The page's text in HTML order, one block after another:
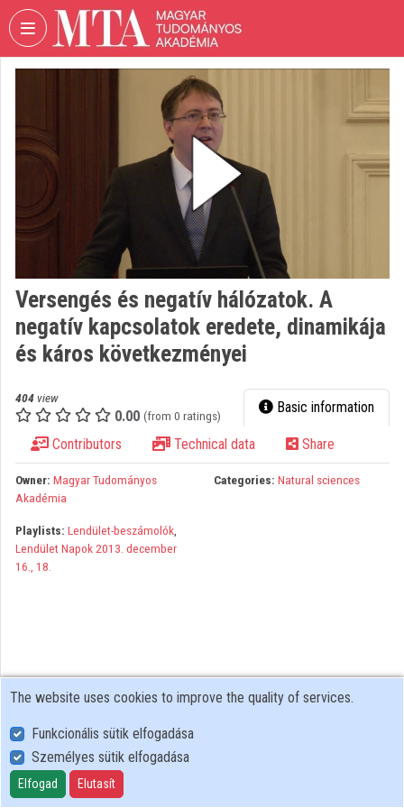
Skip header Skip menu Skip content
HUNGARIAN
ACADEMY
Organization home
Organization discovery
Categories
Organizations
Contributors
Versengés és negatív hálózatok. A
negatív kapcsolatok eredete, dinamikája
és káros következményei
404 view
0.00 (from 0 ratings) Basic information
Contributors Technical data Share
Owner: Magyar Tudományos
Akadémia
Categories: Natural sciences
Playlists: Lendület-beszámolók,
Lendület Napok 2013. december
16., 18.
User Policy
Adatkezelési tájékoztató (en)
Cookie Policy
The website uses cookies to improve the quality of services.
Funkcionális sütik elfogadása
Személyes sütik elfogadása
Elfogad Elutasít